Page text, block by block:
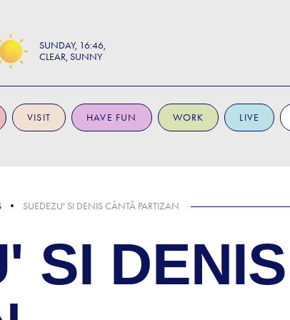
SUNDAY 16:46
CLEAR, SUNNY
VISIT HAVE FUN WORK LIVE
SUEDEZU' SI DENIS CÂNTĂ PARTIZAN
SI